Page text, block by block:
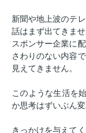
新聞や地上波のテ
話はまず出てきませ
スポンサー企業に
さわりのない内容
見えてきません。
このような生活を
か思考はずいぶん変
きっかけを与えて